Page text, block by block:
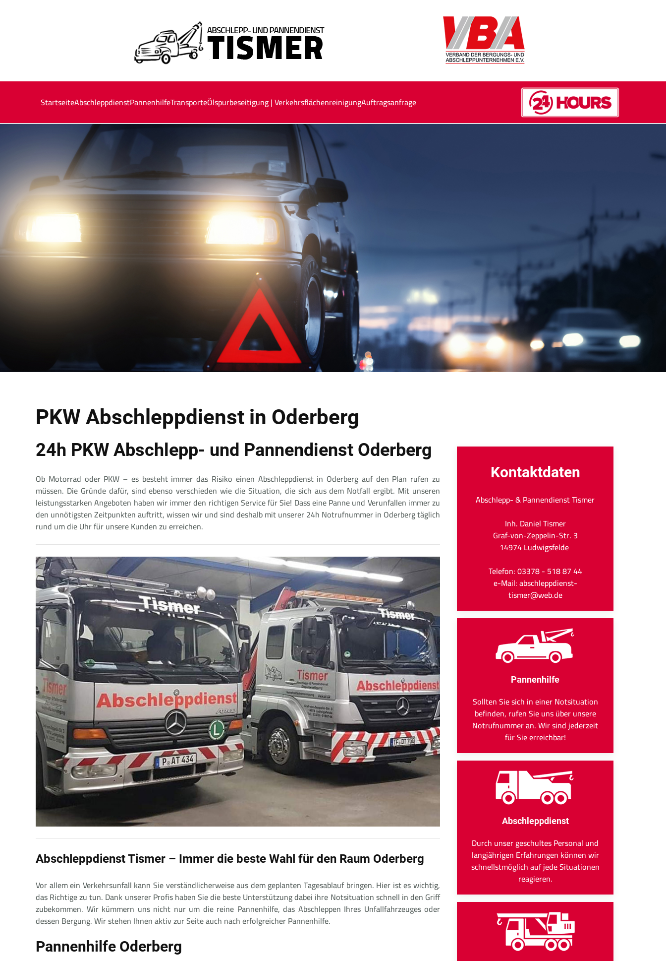
StartseiteAbschleppdienstPannenhilfeTransporteÖlspurbeseitigung | VerkehrsflächenreinigungAuftragsanfrage
PKW Abschleppdienst in Oderberg
24h PKW Abschlepp- und Pannendienst Oderberg
Ob Motorrad oder PKW – es besteht immer das Risiko einen Abschleppdienst in Oderberg auf den Plan rufen zu
müssen. Die Gründe dafür, sind ebenso verschieden wie die Situation, die sich aus dem Notfall ergibt. Mit unseren
leistungsstarken Angeboten haben wir immer den richtigen Service für Sie! Dass eine Panne und Verunfallen immer zu
den unnötigsten Zeitpunkten auftritt, wissen wir und sind deshalb mit unserer 24h Notrufnummer in Oderberg täglich
rund um die Uhr für unsere Kunden zu erreichen.
Abschleppdienst Tismer – Immer die beste Wahl für den Raum Oderberg
Vor allem ein Verkehrsunfall kann Sie verständlicherweise aus dem geplanten Tagesablauf bringen. Hier ist es wichtig,
das Richtige zu tun. Dank unserer Profis haben Sie die beste Unterstützung dabei ihre Notsituation schnell in den Griff
zubekommen. Wir kümmern uns nicht nur um die reine Pannenhilfe, das Abschleppen Ihres Unfallfahrzeuges oder
dessen Bergung. Wir stehen Ihnen aktiv zur Seite auch nach erfolgreicher Pannenhilfe.
Pannenhilfe Oderberg
Kontaktdaten
Abschlepp- & Pannendienst Tismer
Inh. Daniel Tismer
Graf-von-Zeppelin-Str. 3
14974 Ludwigsfelde
Telefon: 03378 - 518 87 44
e-Mail: abschleppdienst-
tismer@web.de
Pannenhilfe
Sollten Sie sich in einer Notsituation
befinden, rufen Sie uns über unsere
Notrufnummer an. Wir sind jederzeit
für Sie erreichbar!
Abschleppdienst
Durch unser geschultes Personal und
langjährigen Erfahrungen können wir
schnellstmöglich auf jede Situationen
reagieren.